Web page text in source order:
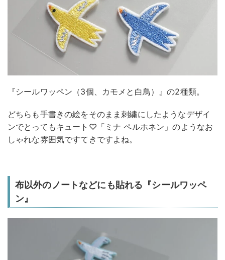
『シールワッペン（3個、カモメと白鳥）』の2種類。
どちらも手書きの絵をそのまま刺繍にしたようなデザイ
ンでとってもキュート♡「ミナ ペルホネン」のようなお
しゃれな雰囲気ですてきですよね。
布以外のノートなどにも貼れる『シールワッペ
ン』